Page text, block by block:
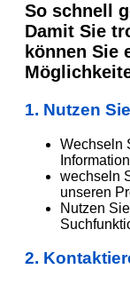
So schnell
Damit Sie
können Sie
1. Nutzen
Wechseln
wechseln
unseren
Nutzen
2.